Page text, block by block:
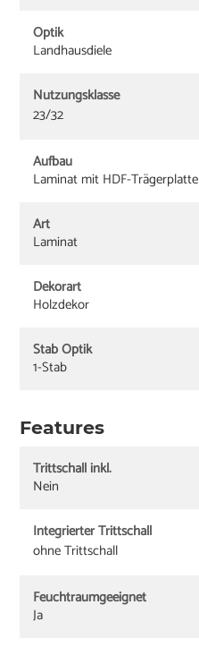
Optik
Landhausdiele
Nutzungsklasse
23/32
Aufbau
Laminat mit HDF-Trägerplatte
Art
Laminat
Dekorart
Holzdekor
Stab Optik
1-Stab
Features
Trittschall inkl.
Nein
Integrierter Trittschall
ohne Trittschall
Feuchtraumgeeignet
Ja